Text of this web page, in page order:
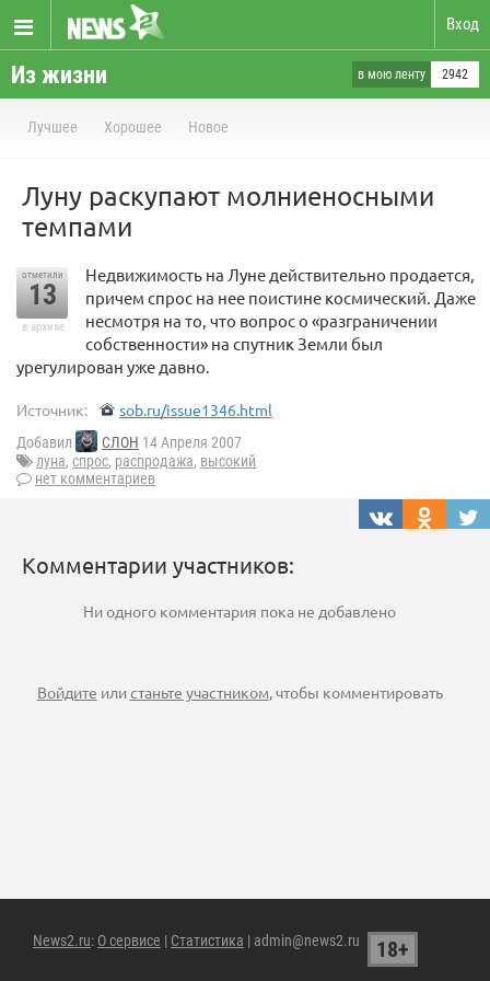
Вход
Из жизни в мою ленту 2942
Лучшее Хорошее Новое
Луну раскупают молниеносными
темпами
отметили
13
в архиве
Недвижимость на Луне действительно продается,
причем спрос на нее поистине космический. Даже
несмотря на то, что вопрос о «разграничении
собственности» на спутник Земли был
урегулирован уже давно.
Источник: sob.ru/issue1346.html
Добавил СЛОН 14 Апреля 2007
луна, спрос, распродажа, высокий
нет комментариев
Комментарии участников:
Ни одного комментария пока не добавлено
Войдите илистаньте участником, чтобы комментировать
News2.ru: О сервисе | Статистика | admin@news2.ru 18+